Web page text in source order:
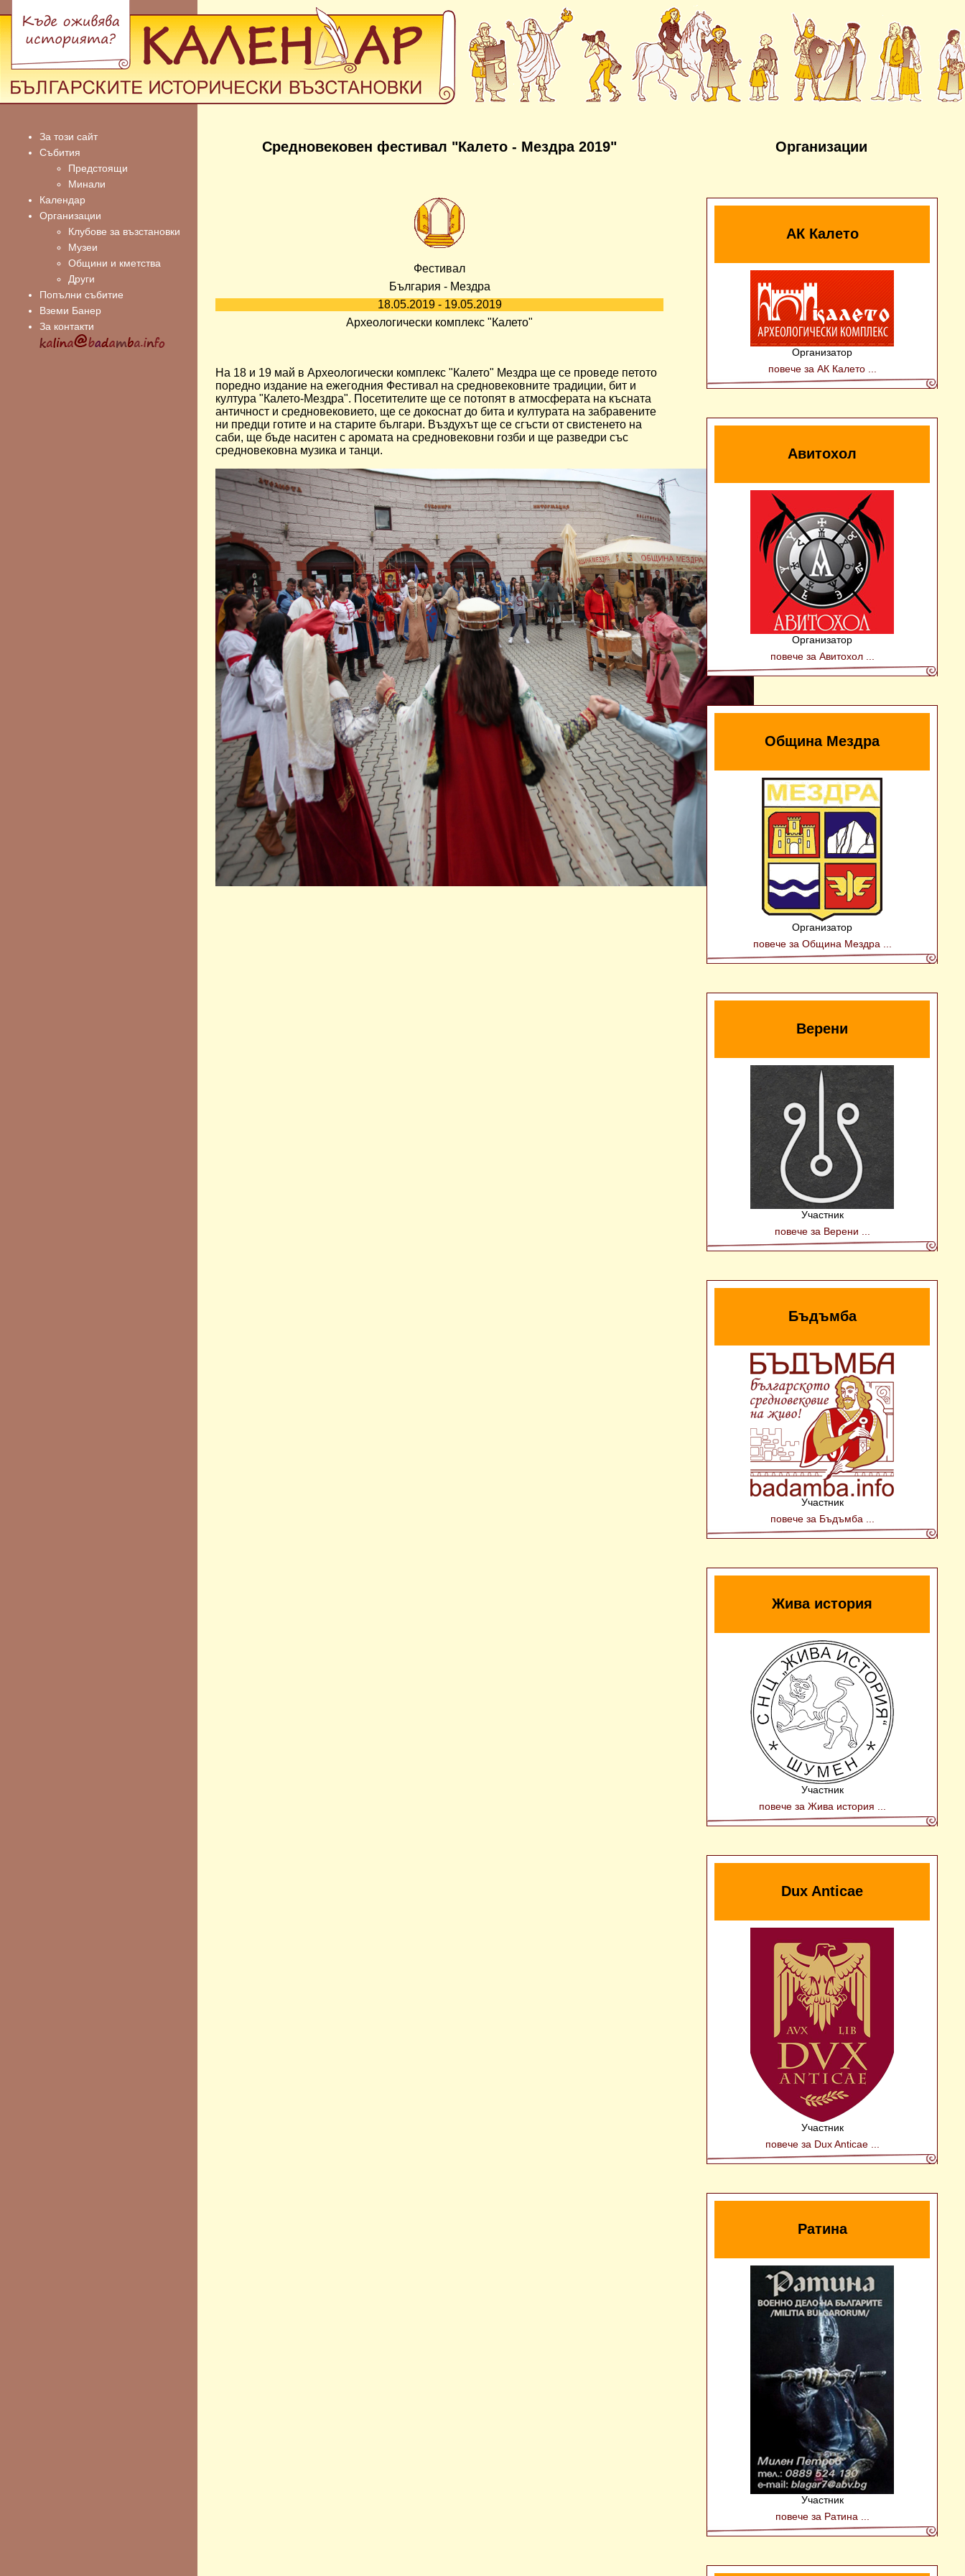
За този сайт
Събития
Предстоящи
Минали
Календар
Организации
Клубове за възстановки
Музеи
Общини и кметства
Други
Попълни събитие
Вземи Банер
За контакти
Средновековен фестивал "Калето - Мездра 2019"
Фестивал
България - Мездра
18.05.2019 - 19.05.2019
Археологически комплекс "Калето"
На 18 и 19 май в Археологически комплекс "Калето" Мездра ще се проведе петото
поредно издание на ежегодния Фестивал на средновековните традиции, бит и
култура "Калето-Мездра". Посетителите ще се потопят в атмосферата на късната
античност и средновековието, ще се докоснат до бита и културата на забравените
ни предци готите и на старите българи. Въздухът ще се сгъсти от свистенето на
саби, ще бъде наситен с аромата на средновековни гозби и ще разведри със
средновековна музика и танци.
Организации
АК Калето
Организатор
повече за АК Калето ...
Авитохол
Организатор
повече за Авитохол ...
Община Мездра
Организатор
повече за Община Мездра ...
Верени
Участник
повече за Верени ...
Бъдъмба
Участник
повече за Бъдъмба ...
Жива история
Участник
повече за Жива история ...
Dux Anticae
Участник
повече за Dux Anticae ...
Ратина
Участник
повече за Ратина ...